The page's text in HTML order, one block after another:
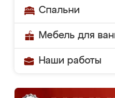
Спальни
Мебель для
Наши работы